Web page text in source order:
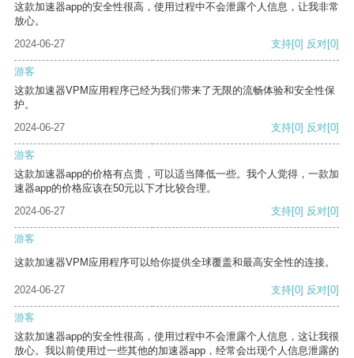
这款加速器app的安全性很高，使用过程中不会泄露个人信息，让我非常
放心。
2024-06-27
支持[0] 反对[0]
游客
这款加速器VPM应用程序已经为我们带来了无限的流畅体验和安全性保
护。
2024-06-27
支持[0] 反对[0]
游客
这款加速器app的价格有点贵，可以适当降低一些。我个人觉得，一款加
速器app的价格应该在50元以下才比较合理。
2024-06-27
支持[0] 反对[0]
游客
这款加速器VPM应用程序可以给你提供全球覆盖和最高安全性的连接。
2024-06-27 支持[0] 反对[0]
游客
这款加速器app的安全性很高，使用过程中不会泄露个人信息，这让我很
放心。我以前使用过一些其他的加速器app，经常会出现个人信息泄露的